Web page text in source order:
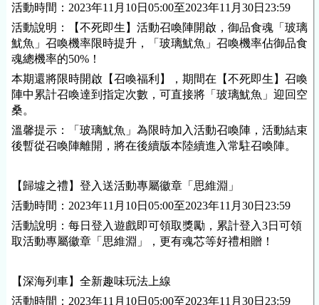
活動時間：2023年11月10日05:00至2023年11月30日23:59
活動說明：【不死即生】活動召喚陣開啟，御品食魂「玻璃
魷魚」召喚機率限時提升，「玻璃魷魚」召喚機率佔御品食
魂總機率的50%！
本期還將限時開啟【召喚福利】，期間在【不死即生】召喚
陣中累計召喚達到指定次數，可直接將「玻璃魷魚」迎回空
桑。
溫馨提示：「玻璃魷魚」為限時加入活動召喚陣，活動結束
後暫從召喚陣離開，將在後續版本陸續進入常駐召喚陣。
【歸墟之禮】登入送活動專屬徽章「思維淵」
活動時間：2023年11月10日05:00至2023年11月30日23:59
活動說明：每日登入遊戲即可領取獎勵，累計登入3日可領
取活動專屬徽章「思維淵」，更有魂芯等好禮相贈！
【深海列車】全新趣味玩法上線
活動時間：2023年11月10日05:00至2023年11月30日23:59